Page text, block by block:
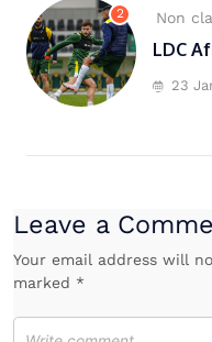
2 Non
LDC
23
Leave a
Your email address will
marked *